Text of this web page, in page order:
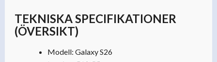
TEKNISKA SPECIFIKATIONER
(ÖVERSIKT)
Modell: Galaxy S26